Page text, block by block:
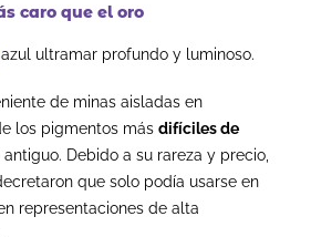
caro que el oro
azul ultramar profundo y luminoso.
de minas aisladas en
los pigmentos más difíciles de
Debido a su rareza y precio,
que solo podía usarse en
representaciones de alta